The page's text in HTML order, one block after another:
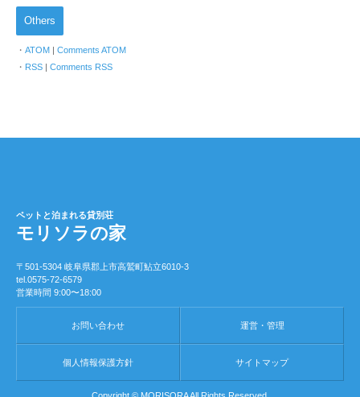
Others
ATOM | Comments ATOM
RSS | Comments RSS
ペットと泊まれる貸別荘
モリソラの家
〒501-5304 岐阜県郡上市高鷲町鮎立6010-3
tel.0575-72-6579
営業時間 9:00〜18:00
お問い合わせ 運営・管理
個人情報保護方針 サイトマップ